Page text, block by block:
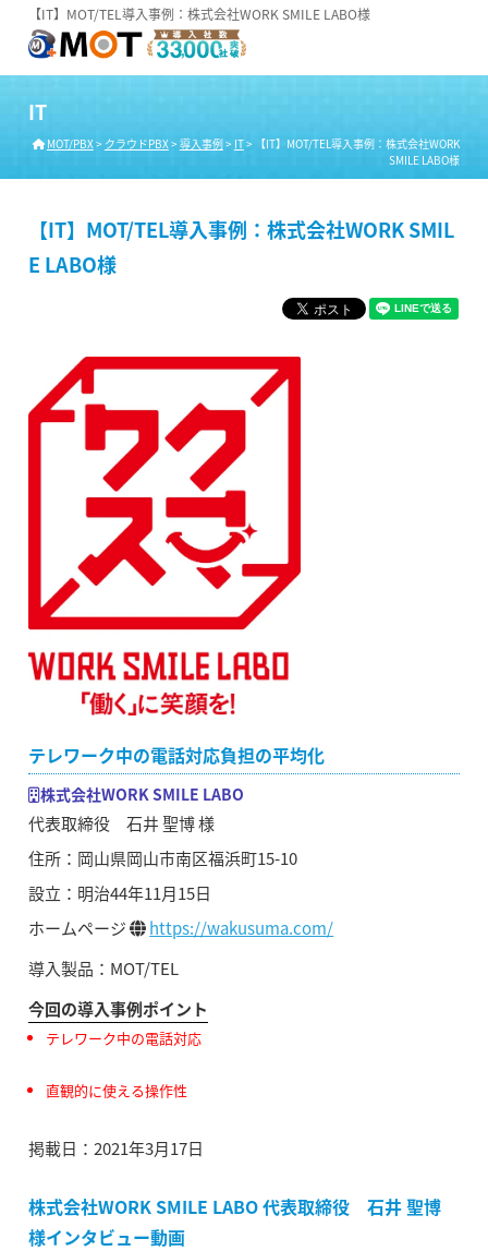
【IT】MOT/TEL導入事例：株式会社WORK SMILE LABO様
IT
MOT/PBX> クラウドPBX> 導入事例> IT> 【IT】MOT/TEL導入事例：株式会社WORK
SMILE LABO様
【IT】MOT/TEL導入事例：株式会社WORK SMIL
E LABO様
テレワーク中の電話対応負担の平均化
株式会社WORK SMILE LABO
代表取締役 石井 聖博 様
住所：岡山県岡山市南区福浜町15-10
設立：明治44年11月15日
ホームページ
https://wakusuma.com/
導入製品：MOT/TEL
今回の導入事例ポイント
テレワーク中の電話対応
直観的に使える操作性
掲載日：2021年3月17日
株式会社WORK SMILE LABO 代表取締役 石井 聖博
様インタビュー動画